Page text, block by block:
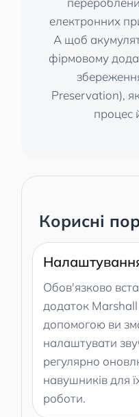
електронних
А щоб
фірмовому
Preservation),
процес
Корисні
Обов'язково
додаток
допомогою ви
налаштувати
регулярно
навушників для
роботи.